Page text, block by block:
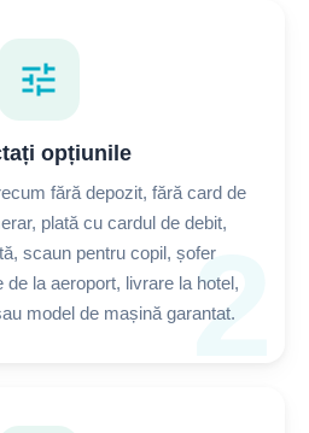
2
tune
opțiunile
fără depozit, fără card de
plată cu cardul de debit,
scaun pentru copil, șofer
de la aeroport, livrare la hotel,
model de mașină garantat.